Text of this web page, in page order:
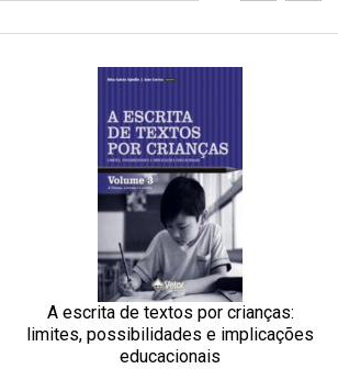
ADICIONAR AOS MEUS DESEJOS
OLHADA RÁPIDA
A escrita de textos por crianças:
limites, possibilidades e implicações
educacionais